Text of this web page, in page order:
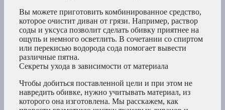
Вы можете приготовить комбинированное средство,
которое очистит диван от грязи. Например, раствор
соды и уксуса позволит сделать обивку приятнее на
ощупь и немного осветлить. В сочетании со спиртом
или перекисью водорода сода помогает вывести
различные пятна.
Секреты ухода в зависимости от материала
Чтобы добиться поставленной цели и при этом не
навредить обивке, нужно учитывать материал, из
которого она изготовлена. Мы расскажем, как